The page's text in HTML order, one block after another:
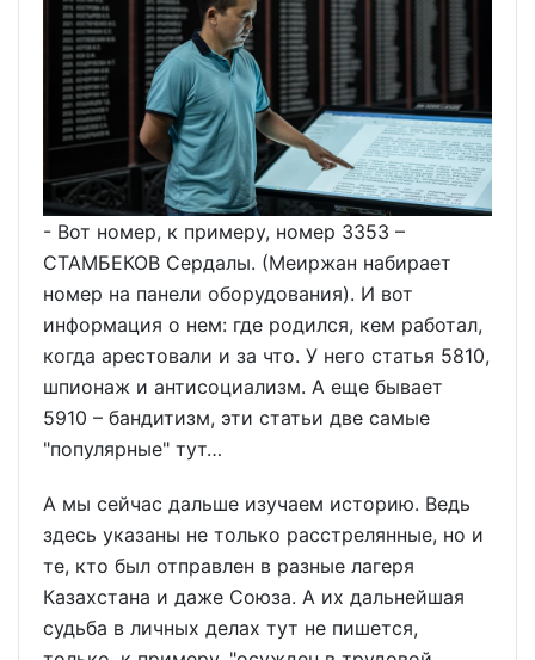
- Вот номер, к примеру, номер 3353 –
СТАМБЕКОВ Сердалы. (Меиржан набирает
номер на панели оборудования). И вот
информация о нем: где родился, кем работал,
когда арестовали и за что. У него статья 5810,
шпионаж и антисоциализм. А еще бывает
5910 – бандитизм, эти статьи две самые
"популярные" тут…
А мы сейчас дальше изучаем историю. Ведь
здесь указаны не только расстрелянные, но и
те, кто был отправлен в разные лагеря
Казахстана и даже Союза. А их дальнейшая
судьба в личных делах тут не пишется,